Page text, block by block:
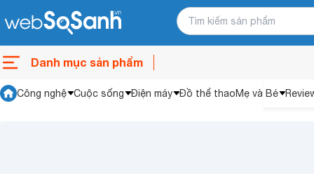
Danh mục sản phẩm
Công nghệ Cuộc sống Điện máy Đồ thể thaoMẹ và Bé